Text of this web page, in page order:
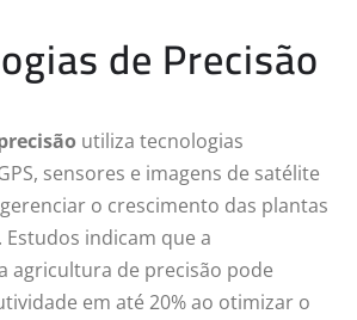
de Precisão
utiliza tecnologias
sensores e imagens de satélite
o crescimento das plantas
Estudos indicam que a
agricultura de precisão pode
em até 20% ao otimizar o